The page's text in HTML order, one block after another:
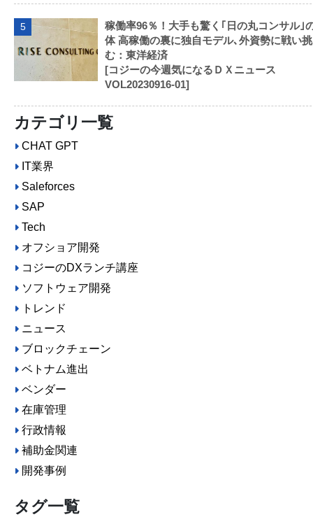
5
稼働率96％！大手も驚く｢日の丸コンサル｣
体 高稼働の裏に独自モデル､外資勢に戦い挑
む：東洋経済
[コジーの今週気になるＤＸニュース
VOL20230916-01]
カテゴリ一覧
CHAT GPT
IT業界
Saleforces
SAP
Tech
オフショア開発
コジーのDXランチ講座
ソフトウェア開発
トレンド
ニュース
ブロックチェーン
ベトナム進出
ベンダー
在庫管理
行政情報
補助金関連
開発事例
タグ一覧